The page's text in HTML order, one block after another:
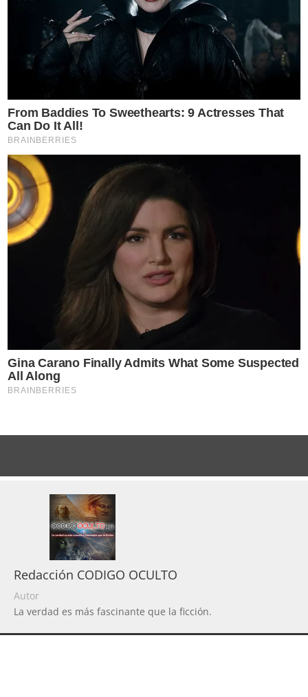
Redacción CODIGO OCULTO
Autor
La verdad es más fascinante que la ficción.